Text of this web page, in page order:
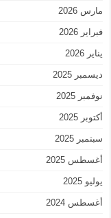
مارس 2026
فبراير 2026
يناير 2026
ديسمبر 2025
نوفمبر 2025
أكتوبر 2025
سبتمبر 2025
أغسطس 2025
يوليو 2025
أغسطس 2024